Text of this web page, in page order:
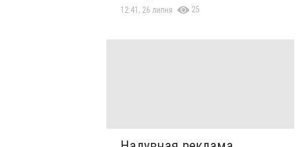
12:41, 26 липня 25